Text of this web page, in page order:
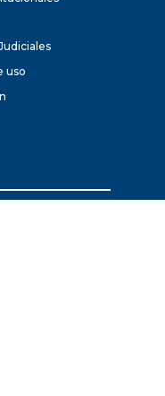
uso